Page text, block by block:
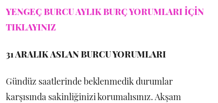
YENGEÇ BURCU AYLIK BURÇ YORUMLARI İÇİN
TIKLAYINIZ
31 ARALIKASLAN BURCU YORUMLARI
Gündüz saatlerinde beklenmedik durumlar
karşısında sakinliğinizi korumalısınız. Akşam